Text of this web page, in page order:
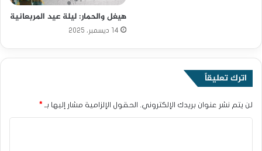
هيغل والحمار: ليلة عيد المربعانية
14 ديسمبر، 2025
اترك تعليقاً
لن يتم نشر عنوان بريدك الإلكتروني. الحقول الإلزامية مشار إليها بـ *